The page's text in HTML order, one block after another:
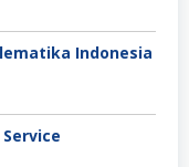
Indonesia